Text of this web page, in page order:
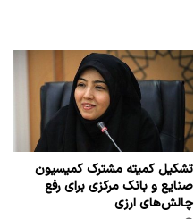
تشکیل کمیته مشترک کمیسیون
صنایع و بانک مرکزی برای رفع
چالش‌های ارزی